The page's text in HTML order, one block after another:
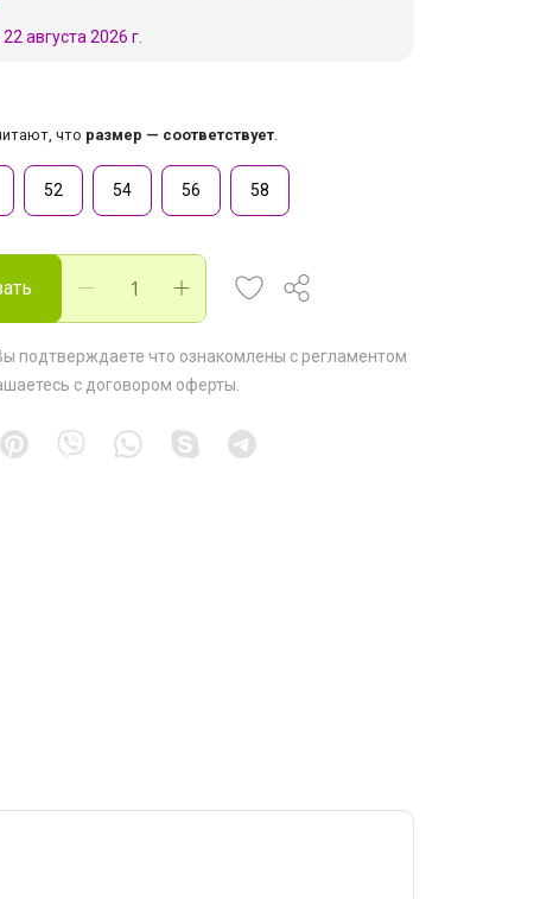
августа 2026 г.
что размер — соответствует
52 54 56 58
подтверждаете что ознакомлены с регламентом
с договором оферты